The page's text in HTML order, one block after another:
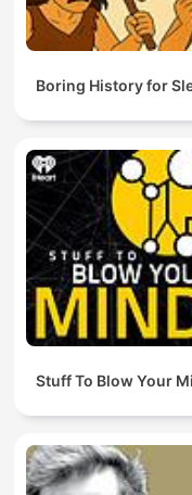
Boring History for
Stuff To Blow Your